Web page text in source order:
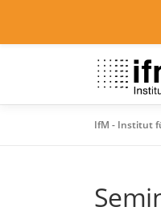
IfM - Institut